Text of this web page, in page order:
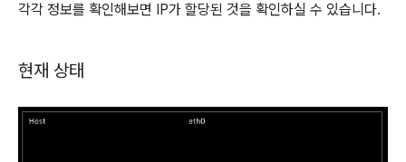
각각 정보를 확인해보면 IP가 할당된 것을 확인하실 수 있습니다.
현재 상태